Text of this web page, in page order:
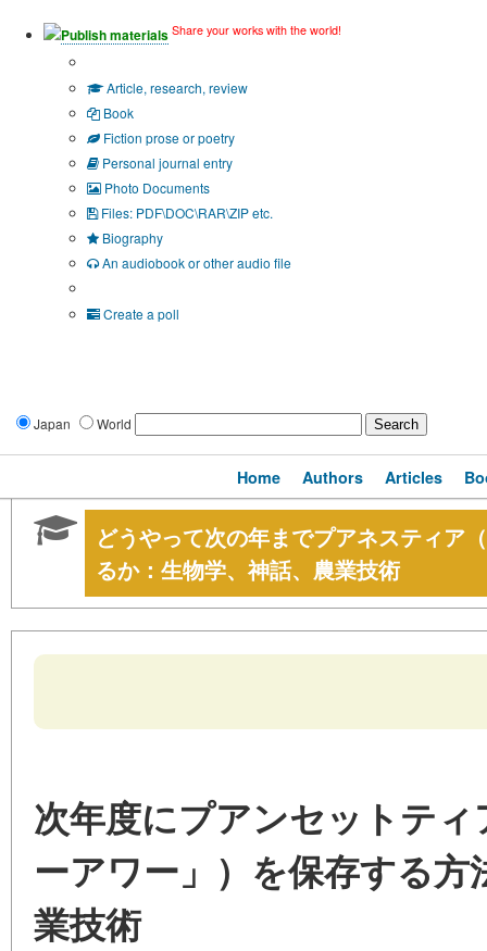
Publish materials Share your works with the world!
Article, research, review
Book
Fiction prose or poetry
Personal journal entry
Photo Documents
Files: PDF\DOC\RAR\ZIP etc.
Biography
An audiobook or other audio file
Create a poll
Japan World
Home Authors Articles
どうやって次の年までプアネスティア
るか：生物学、神話、農業技術
次年度にプアンセットテ
ーアワー」）を保存する
業技術